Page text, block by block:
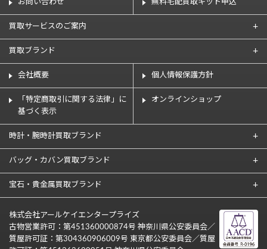
お問い合わせ 無料宅配買取キット申込
買取サービスのご案内
買取ブランド
会社概要 個人情報保護方針
「特定商取引に関する法律」に
基づく表示
オンラインショップ
時計・腕時計買取ブランド
バッグ・カバン買取ブランド
宝石・貴金属買取ブランド
株式会社アールケイエンタープライズ
古物営業許可：第451360000874号 神奈川県公安委員会／
質屋許可証：第304360906009号 東京都公安委員会／質屋